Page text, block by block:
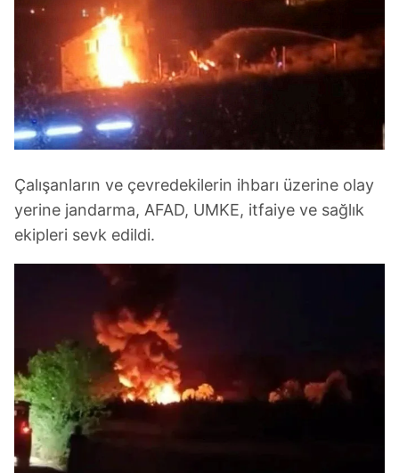
Çalışanların ve çevredekilerin ihbarı üzerine olay
yerine jandarma, AFAD, UMKE, itfaiye ve sağlık
ekipleri sevk edildi.